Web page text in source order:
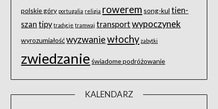
polskie góry portugalia religia rowerem song-kul tien-
szan tipy tradycje tramwaj transport wypoczynek
wyrozumiałość wyzwanie włochy zabytki
zwiedzanie świadome podróżowanie
KALENDARZ